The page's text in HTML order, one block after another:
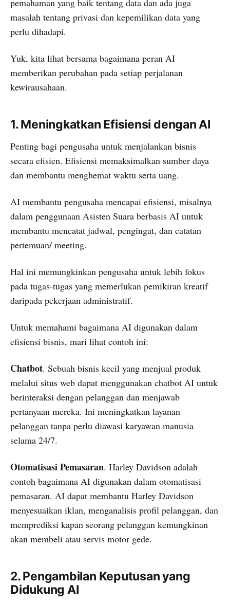
pemahaman yang baik tentang data dan ada juga
masalah tentang privasi dan kepemilikan data yang
perlu dihadapi.
Yuk, kita lihat bersama bagaimana peran AI
memberikan perubahan pada setiap perjalanan
kewirausahaan.
1. Meningkatkan Efisiensi dengan AI
Penting bagi pengusaha untuk menjalankan bisnis
secara efisien. Efisiensi memaksimalkan sumber daya
dan membantu menghemat waktu serta uang.
AI membantu pengusaha mencapai efisiensi, misalnya
dalam penggunaan Asisten Suara berbasis AI untuk
membantu mencatat jadwal, pengingat, dan catatan
pertemuan/ meeting.
Hal ini memungkinkan pengusaha untuk lebih fokus
pada tugas-tugas yang memerlukan pemikiran kreatif
daripada pekerjaan administratif.
Untuk memahami bagaimana AI digunakan dalam
efisiensi bisnis, mari lihat contoh ini:
Chatbot. Sebuah bisnis kecil yang menjual produk
melalui situs web dapat menggunakan chatbot AI untuk
berinteraksi dengan pelanggan dan menjawab
pertanyaan mereka. Ini meningkatkan layanan
pelanggan tanpa perlu diawasi karyawan manusia
selama 24/7.
Otomatisasi Pemasaran. Harley Davidson adalah
contoh bagaimana AI digunakan dalam otomatisasi
pemasaran. AI dapat membantu Harley Davidson
menyesuaikan iklan, menganalisis profil pelanggan, dan
memprediksi kapan seorang pelanggan kemungkinan
akan membeli atau servis motor gede.
2. Pengambilan Keputusan yang
Didukung AI